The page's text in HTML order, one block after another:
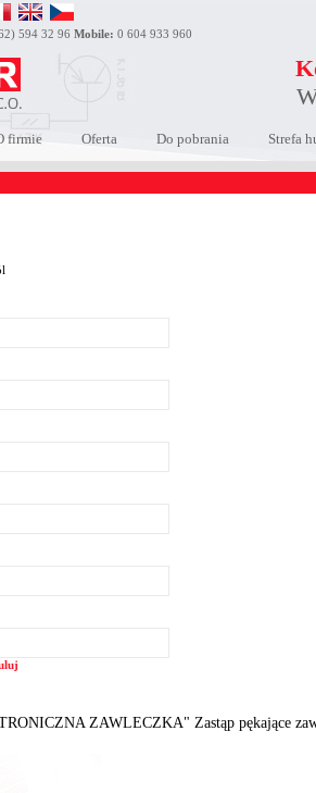
594 32 96 Mobile: 0 604 933 960
firmie Oferta Do pobrania Strefa
ZAWLECZKA" Zastąp pękające